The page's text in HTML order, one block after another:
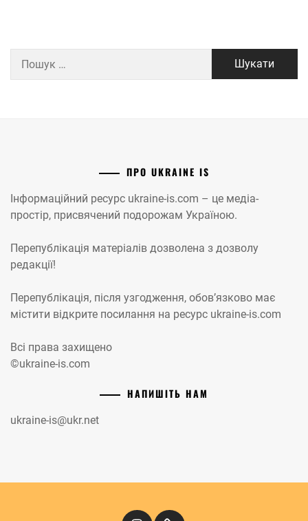
ПРО UKRAINE IS
Інформаційний ресурс ukraine-is.com – це медіа-
простір, присвячений подорожам Україною.
Перепублікація матеріалів дозволена з дозволу
редакції!
Перепублікація, після узгодження, обов’язково має
містити відкрите посилання на ресурс ukraine-is.com
Всі права захищено
©ukraine-is.com
НАПИШІТЬ НАМ
ukraine-is@ukr.net
InstagramКіномандри